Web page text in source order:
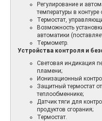
Регулирование и
температуры в контуре
Термостат,
Возможность
автоматики
Термометр.
Устройства контроля и
Световая индикация
пламени;
Ионизационный
Защитный термостат
теплообменнике;
Датчик тяги для
продуктов сгорания;
Термостат.